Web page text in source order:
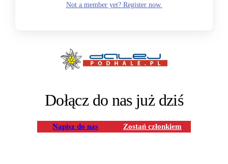
Not a member yet? Register now.
Dołącz do nas już dziś
Napisz do nas Zostań członkiem